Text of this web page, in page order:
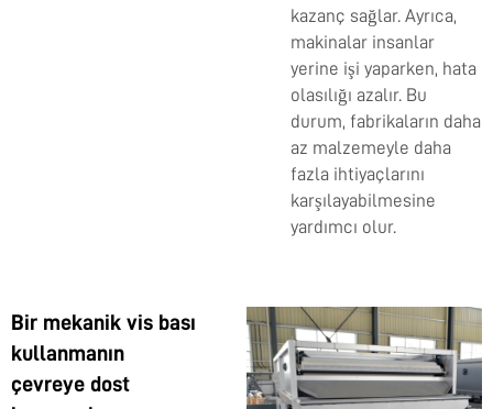
kazanç sağlar. Ayrıca,
makinalar insanlar
yerine işi yaparken, hata
olasılığı azalır. Bu
durum, fabrikaların daha
az malzemeyle daha
fazla ihtiyaçlarını
karşılayabilmesine
yardımcı olur.
Bir mekanik vis bası
kullanmanın
çevreye dost